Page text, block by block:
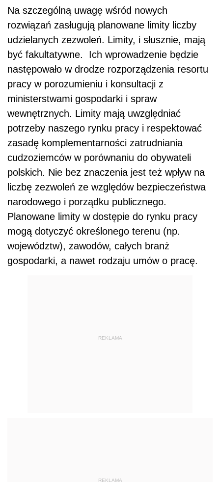
Na szczególną uwagę wśród nowych
rozwiązań zasługują planowane limity liczby
udzielanych zezwoleń. Limity, i słusznie, mają
być fakultatywne. Ich wprowadzenie będzie
następowało w drodze rozporządzenia resortu
pracy w porozumieniu i konsultacji z
ministerstwami gospodarki i spraw
wewnętrznych. Limity mają uwzględniać
potrzeby naszego rynku pracy i respektować
zasadę komplementarności zatrudniania
cudzoziemców w porównaniu do obywateli
polskich. Nie bez znaczenia jest też wpływ na
liczbę zezwoleń ze względów bezpieczeństwa
narodowego i porządku publicznego.
Planowane limity w dostępie do rynku pracy
mogą dotyczyć określonego terenu (np.
województw), zawodów, całych branż
gospodarki, a nawet rodzaju umów o pracę.
REKLAMA
REKLAMA